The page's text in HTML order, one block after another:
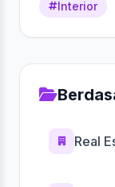
Interior
Real